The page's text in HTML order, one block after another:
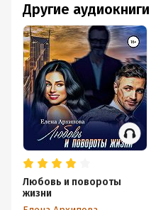
Другие
Любовь и повороты
жизни